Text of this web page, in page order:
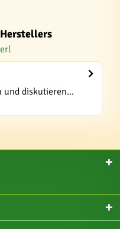
und diskutieren...